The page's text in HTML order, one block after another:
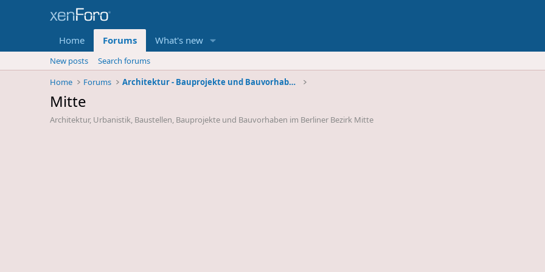
Home Forums What's new
New posts
Search forums
Home
Forums Architektur - Bauprojekte und Bauvorhaben
Mitte
Architektur, Urbanistik, Baustellen, Bauprojekte und Bauvorhaben im Berliner Bezirk Mitte